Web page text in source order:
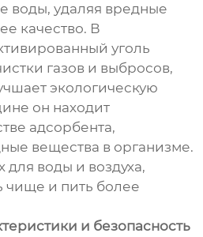
воды, удаляя вредные
качество. В
уголь
газов и выбросов,
экологическую
он находит
адсорбента,
вещества в организме.
для воды и воздуха,
чище и пить более
и безопасность